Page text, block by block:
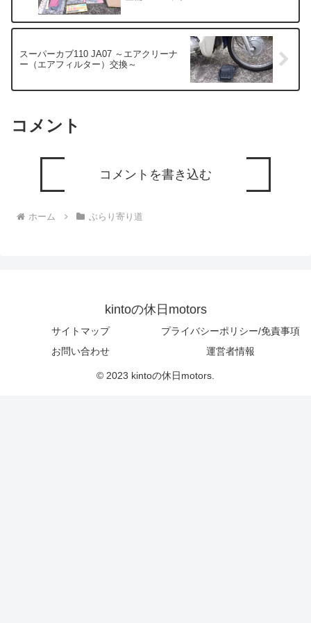
スーパーカブ110 JA07 ～エアクリーナ
ー（エアフィルター）交換～
コメント
コメントを書き込む
ホーム ぶらり寄り道
kintoの休日motors
サイトマップ
プライバシーポリシー/免責事項
お問い合わせ
運営者情報
© 2023 kintoの休日motors.